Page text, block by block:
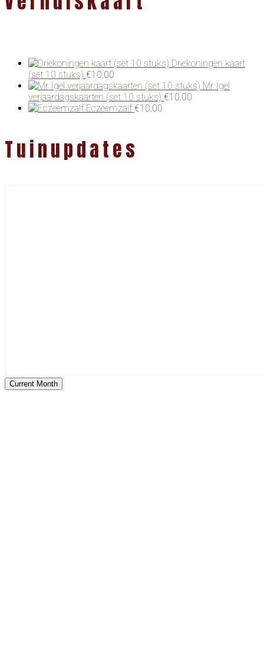
Driekoningen kaart
(set 10 stuks) €10.00
Mr Igel
verjaardagskaarten (set 10 stuks) €10.00
Eczeemzalf €10.00
Tuinupdates
Current Month